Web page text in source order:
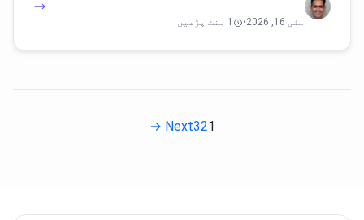
مئی 16, 2026 • 1 منٹ پڑھیں
1
2
3
Next →